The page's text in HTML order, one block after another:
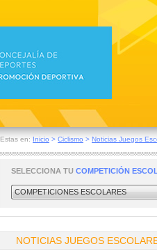
Estas en: Inicio > Ciclismo > Noticias Juegos
SELECCIONA TU COMPETICIÓN
COMPETICIONES ESCOLARES
NOTICIAS JUEGOS